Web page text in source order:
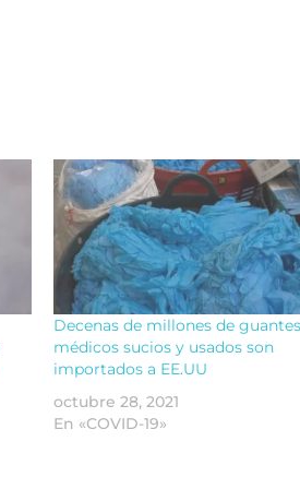
Decenas de millones de
médicos sucios y usados son
importados a EE.UU
octubre 28, 2021
En «COVID-19»